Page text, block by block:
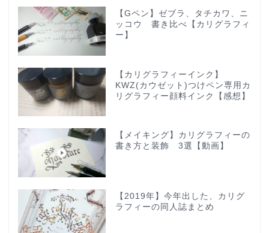
【Gペン】ゼブラ、タチカワ、ニ
ッコウ 書き比べ【カリグラフィ
ー】
【カリグラフィーインク】
KWZ(カウゼット)つけペン専用カ
リグラフィー顔料インク【感想】
【メイキング】カリグラフィーの
書き方と装飾 3選【動画】
【2019年】今年出した、カリグ
ラフィーの同人誌まとめ